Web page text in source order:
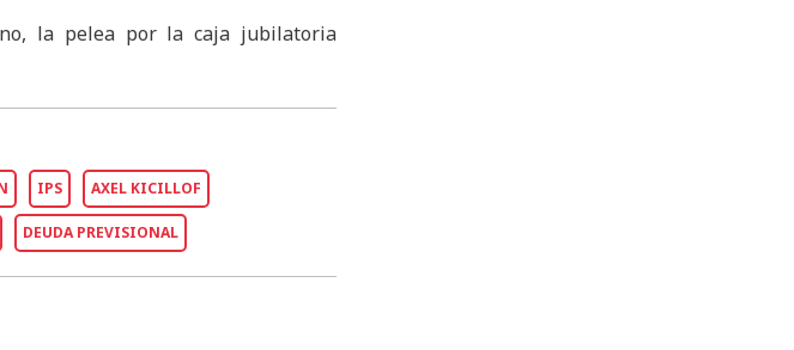
la pelea por la caja jubilatoria
IPS AXEL KICILLOF
DEUDA PREVISIONAL